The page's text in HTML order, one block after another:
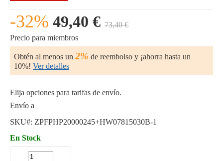
-32% 49,40 € 73,40 €
Precio para miembros
Obtén al menos un 2% de reembolso y ¡ahorra hasta un
10%! Ver detalles
Elija opciones para tarifas de envío.
Envío a
SKU#: ZPFPHP20000245+HW07815030B-1
En Stock